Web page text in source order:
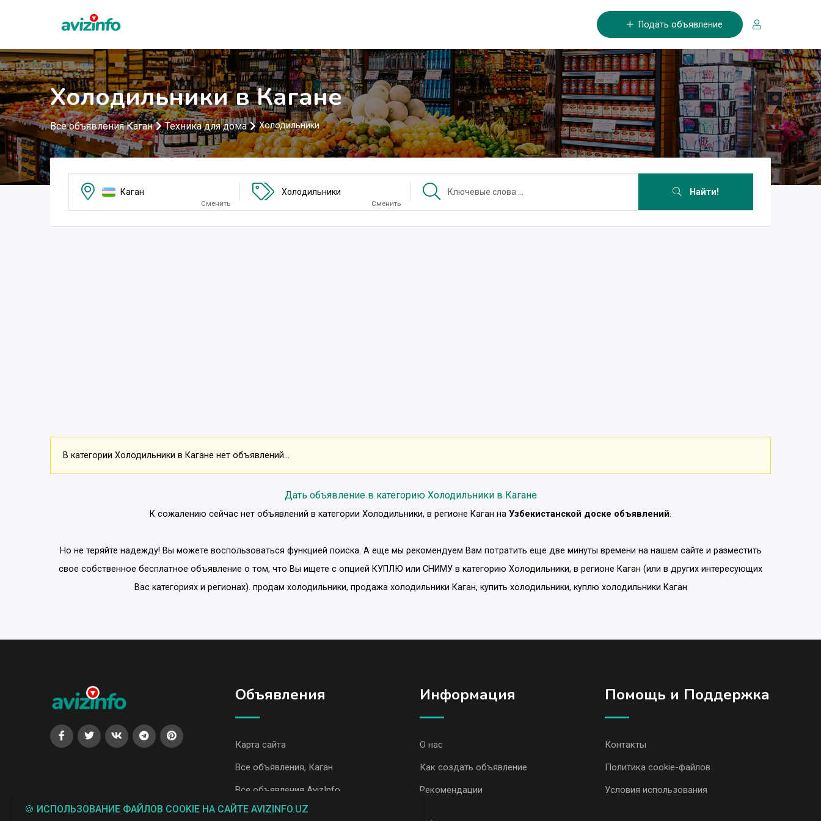
Подать объявление
Холодильники в Кагане
Все объявления Каган Техника для дома Холодильники
Каган
Сменить
Холодильники
Сменить
Найти!
В категории Холодильники в Кагане нет объявлений...
Дать объявление в категорию Холодильники в Кагане
К сожалению сейчас нет объявлений в категории Холодильники, в регионе Каган на Узбекистанской доске объявлений.
Но не теряйте надежду! Вы можете воспользоваться функцией поиска. А еще мы рекомендуем Вам потратить еще две минуты времени на нашем сайте и разместить
свое собственное бесплатное объявление о том, что Вы ищете с опцией КУПЛЮ или СНИМУ в категорию Холодильники, в регионе Каган (или в других интересующих
Вас категориях и регионах). продам холодильники, продажа холодильники Каган, купить холодильники, куплю холодильники Каган
Объявления
Карта сайта
Все объявления, Каган
Все объявления AvizInfo
Информация
О нас
Как создать объявление
Рекомендации
Помощь и Поддержка
Контакты
Политика cookie-файлов
Условия использования
🍪 ИСПОЛЬЗОВАНИЕ ФАЙЛОВ COOKIE НА САЙТЕ AVIZINFO.UZ